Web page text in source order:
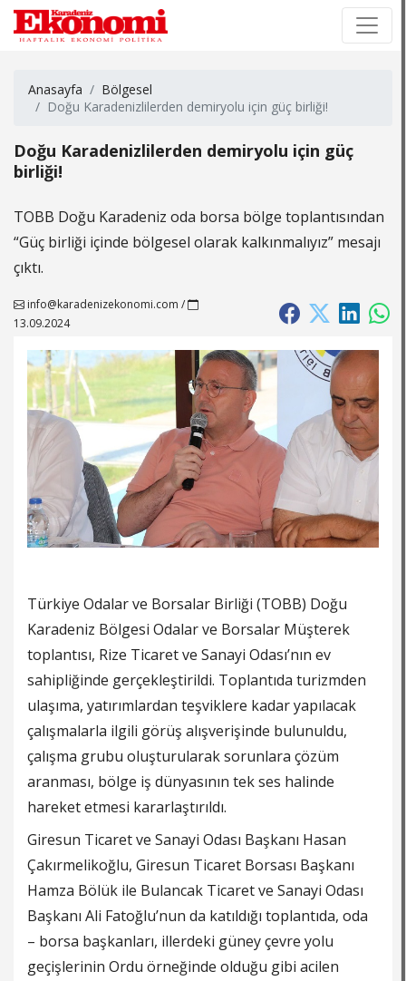
Anasayfa
Bölgesel
Doğu Karadenizlilerden demiryolu için güç birliği!
Doğu Karadenizlilerden demiryolu için güç
birliği!
TOBB Doğu Karadeniz oda borsa bölge toplantısından
“Güç birliği içinde bölgesel olarak kalkınmalıyız” mesajı
çıktı.
info@karadenizekonomi.com /
13.09.2024
Türkiye Odalar ve Borsalar Birliği (TOBB) Doğu
Karadeniz Bölgesi Odalar ve Borsalar Müşterek
toplantısı, Rize Ticaret ve Sanayi Odası’nın ev
sahipliğinde gerçekleştirildi. Toplantıda turizmden
ulaşıma, yatırımlardan teşviklere kadar yapılacak
çalışmalarla ilgili görüş alışverişinde bulunuldu,
çalışma grubu oluşturularak sorunlara çözüm
aranması, bölge iş dünyasının tek ses halinde
hareket etmesi kararlaştırıldı.
Giresun Ticaret ve Sanayi Odası Başkanı Hasan
Çakırmelikoğlu, Giresun Ticaret Borsası Başkanı
Hamza Bölük ile Bulancak Ticaret ve Sanayi Odası
Başkanı Ali Fatoğlu’nun da katıldığı toplantıda, oda
– borsa başkanları, illerdeki güney çevre yolu
geçişlerinin Ordu örneğinde olduğu gibi acilen
×
×